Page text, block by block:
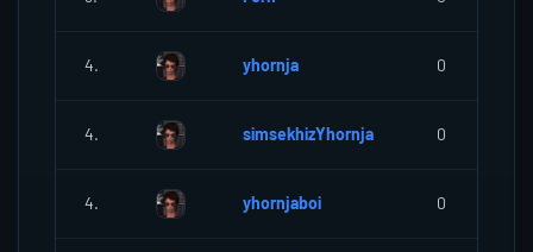
4. yhornja 0
4. simsekhizYhornja 0
4. yhornjaboi 0